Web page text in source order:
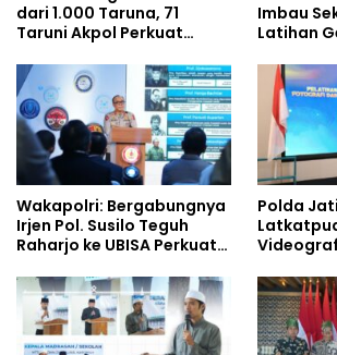
dari 1.000 Taruna, 71
Taruni Akpol Perkuat
Siswa Sekolah Rakyat
Imbau
Latihan
Wakapolri: Bergabungnya
Irjen Pol. Susilo Teguh
Raharjo ke UBISA Perkuat
Studi Kepolisian
Polda
Era